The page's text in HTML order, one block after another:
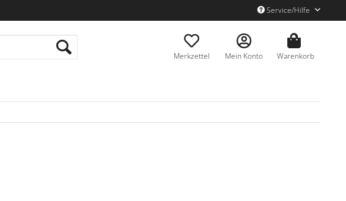
Service/Hilfe
Merkzettel Mein Konto Warenkorb